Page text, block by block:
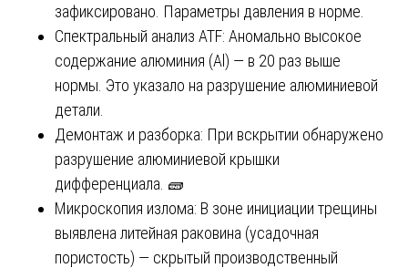
зафиксировано. Параметры давления в норме.
Спектральный анализ ATF: Аномально высокое
содержание алюминия (Al) — в 20 раз выше
нормы. Это указало на разрушение алюминиевой
детали.
Демонтаж и разборка: При вскрытии обнаружено
разрушение алюминиевой крышки
дифференциала. 🧱
Микроскопия излома: В зоне инициации трещины
выявлена литейная раковина (усадочная
пористость) — скрытый производственный